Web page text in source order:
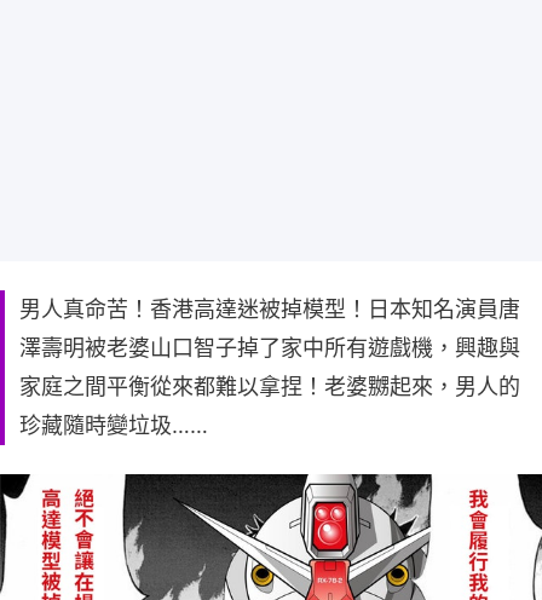
男人真命苦！香港高達迷被掉模型！日本知名演員唐
澤壽明被老婆山口智子掉了家中所有遊戲機，興趣與
家庭之間平衡從來都難以拿捏！老婆嬲起來，男人的
珍藏隨時變垃圾……